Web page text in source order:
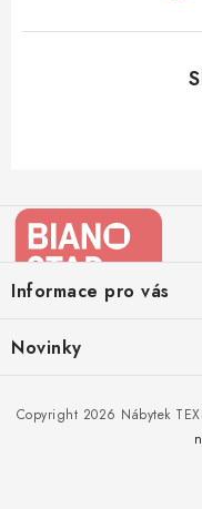
aInformace pro vás
Kontakty
Doprava nábytku k Vám
Novinky
to!
Nakupujte zahradní
Copyright 2026 Nábytek